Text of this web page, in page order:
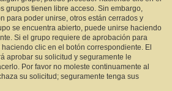
grupos tienen libre acceso. Sin embargo,
para poder unirse, otros están cerrados y
se encuentra abierto, puede unirse haciendo
Si el grupo requiere de aprobación para
clic en el botón correspondiente. El
aprobar su solicitud y seguramente le
Por favor no moleste continuamente al
su solicitud; seguramente tenga sus